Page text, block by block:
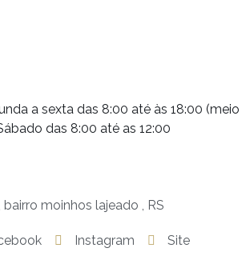
a sexta das 8:00 até às 18:00 (meio
das 8:00 até as 12:00
moinhos lajeado , RS
Instagram Site